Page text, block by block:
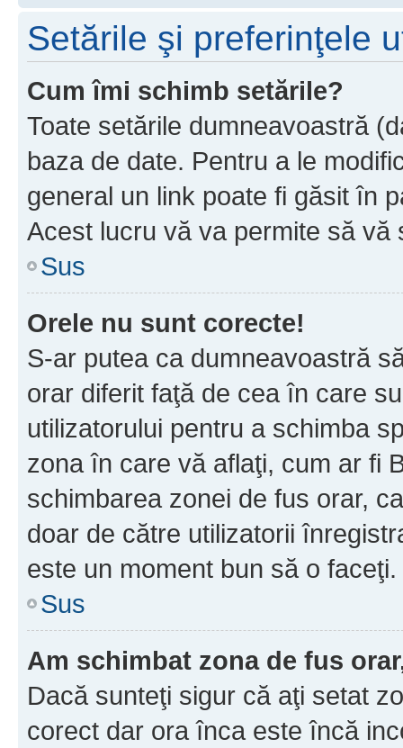
Setările şi preferinţele
Cum îmi schimb setările?
Toate setările dumneavoastră
baza de date. Pentru a le
general un link poate fi găsit în
Acest lucru vă va permite să vă
Sus
Orele nu sunt corecte!
S-ar putea ca dumneavoastră
orar diferit faţă de cea în care
utilizatorului pentru a schimba
zona în care vă aflaţi, cum ar fi
schimbarea zonei de fus orar,
doar de către utilizatorii
este un moment bun să o faceţi.
Sus
Am schimbat zona de fus
Dacă sunteţi sigur că aţi setat
corect dar ora înca este încă